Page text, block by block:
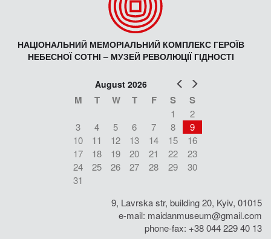
НАЦІОНАЛЬНИЙ МЕМОРІАЛЬНИЙ КОМПЛЕКС ГЕРОЇВ
НЕБЕСНОЇ СОТНІ – МУЗЕЙ РЕВОЛЮЦІЇ ГІДНОСТІ
Prev
August 2026
M T W T F S S
1
2
3
4 5 6 7 8
9
10
11 12 13 14 15
16
17
18 19 20 21 22
23
24
25 26 27 28 29
30
31
9, Lavrska str, building 20, Kyiv, 01015
e-mail: maidanmuseum@gmail.com
phone-fax: +38 044 229 40 13